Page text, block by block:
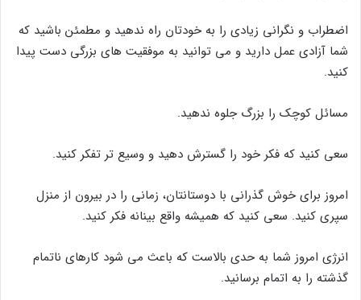
اضطراب و نگرانی زیادی را به خودتان راه ندهید و مطمئن باشید که
شما آزادی عمل دارید و می توانید به موفقیت های بزرگی دست پیدا
کنید.
مسائل کوچک را بزرگ جلوه ندهید.
سعی کنید که فکر خود را گسترش دهید و وسیع تر تفکر کنید.
امروز برای خوش گذرانی با دوستانتان، زمانی را در بیرون از منزل
سپری کنید. سعی کنید که همیشه واقع بینانه فکر کنید.
انرژی امروز شما به حدی بالاست که باعث می شود کارهای ناتمام
گذشته را به اتمام برسانید.